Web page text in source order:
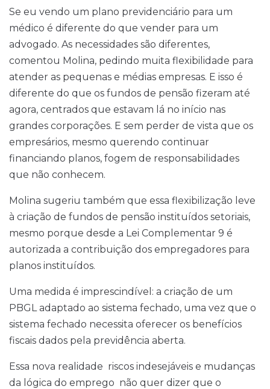
Se eu vendo um plano previdenciário para um
médico é diferente do que vender para um
advogado. As necessidades são diferentes,
comentou Molina, pedindo muita flexibilidade para
atender as pequenas e médias empresas. E isso é
diferente do que os fundos de pensão fizeram até
agora, centrados que estavam lá no início nas
grandes corporações. E sem perder de vista que os
empresários, mesmo querendo continuar
financiando planos, fogem de responsabilidades
que não conhecem.
Molina sugeriu também que essa flexibilização leve
à criação de fundos de pensão instituídos setoriais,
mesmo porque desde a Lei Complementar 9 é
autorizada a contribuição dos empregadores para
planos instituídos.
Uma medida é imprescindível: a criação de um
PBGL adaptado ao sistema fechado, uma vez que o
sistema fechado necessita oferecer os benefícios
fiscais dados pela previdência aberta.
Essa nova realidade  riscos indesejáveis e mudanças
da lógica do emprego  não quer dizer que o